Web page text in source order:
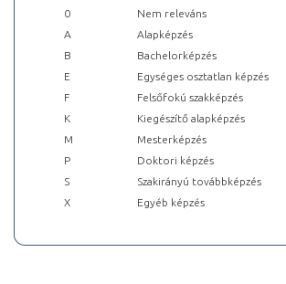
0
Nem releváns
A
Alapképzés
B
Bachelorképzés
E
Egységes osztatlan képzés
F
Felsőfokú szakképzés
K
Kiegészítő alapképzés
M
Mesterképzés
P
Doktori képzés
S
Szakirányú továbbképzés
X
Egyéb képzés